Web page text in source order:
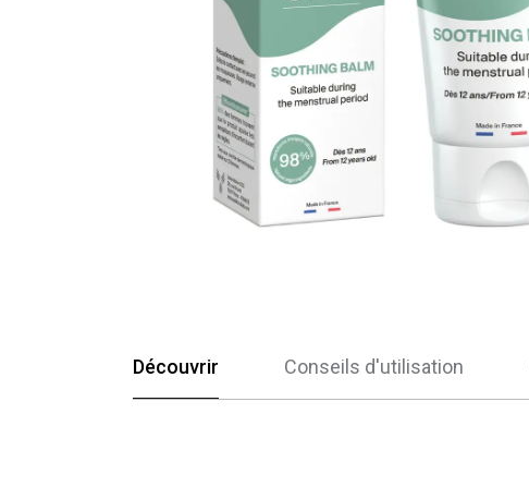
Découvrir Conseils d'utilisation